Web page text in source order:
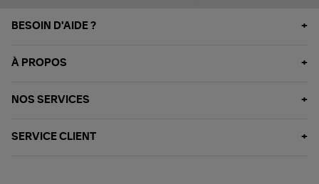
BESOIN D'AIDE ?
À PROPOS
NOS SERVICES
SERVICE CLIENT